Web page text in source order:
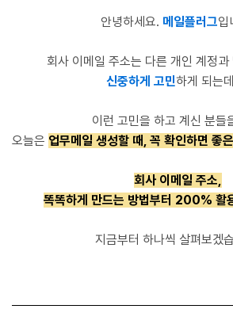
안녕하세요. 메일플러그입
회사 이메일 주소는 다른 개인 계정
신중하게 고민하게 되는
이런 고민을 하고 계신 분들
오늘은 업무메일 생성할 때, 꼭 확인하면 좋
회사 이메일 주소,
똑똑하게 만드는 방법부터 200% 활
지금부터 하나씩 살펴보겠